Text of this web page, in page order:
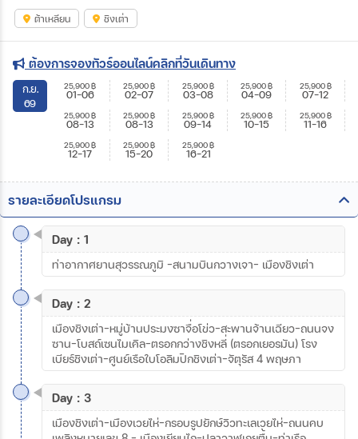
ต้าเหลียน ชิงเต่า
ต้องการจองทัวร์ออนไลน์คลิกที่วันเดินทาง
ก.ย.
69
25,900฿
01-06
25,900฿
02-07
25,900฿
03-08
25,900฿
04-09
25,900฿
07-12
25,900฿
08-13
25,900฿
08-13
25,900฿
09-14
25,900฿
10-15
25,900฿
11-16
25,900฿
12-17
25,900฿
15-20
25,900฿
16-21
รายละเอียดโปรแกรม
Day : 1
ท่าอากาศยานสุวรรณภูมิ –สนามบินกวางเจา- เมืองชิงเต่า
Day : 2
เมืองชิงเต่า–หมู่บ้านประมงซาจื่อโข่ว-สะพานจ้านเฉียว–ถนนจง
ซาน-โบสถ์เซนไมเคิล-ตรอกกว่างชิงหลี่ (ตรอกเยอรมัน) โรง
เบียร์ชิงเต่า-ศูนย์เรือใบโอลิมปิกชิงเต่า-จัตุรัส 4 พฤษภา
Day : 3
เมืองชิงเต่า-เมืองเวยไห่-กรอบรูปยักษ์วิวทะเลเวยไห่-ถนนคบ